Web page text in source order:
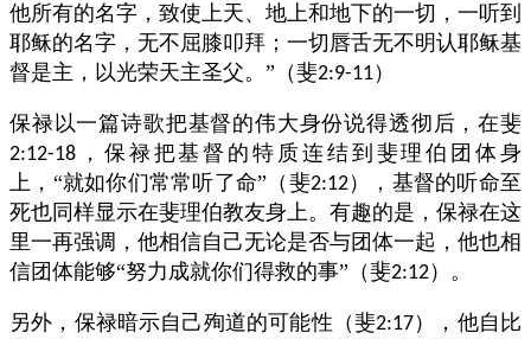
他所有的名字，致使上天、地上和地下的一切，一听到
耶稣的名字，无不屈膝叩拜；一切唇舌无不明认耶稣基
督是主，以光荣天主圣父。”（斐2:9-11）
保禄以一篇诗歌把基督的伟大身份说得透彻后，在斐
2:12-18 ，保禄把基督的特质连结到斐理伯团体身
上，“就如你们常常听了命”（斐2:12），基督的听命至
死也同样显示在斐理伯教友身上。有趣的是，保禄在这
里一再强调，他相信自己无论是否与团体一起，他也相
信团体能够“努力成就你们得救的事”（斐2:12）。
另外，保禄暗示自己殉道的可能性（斐2:17），他自比